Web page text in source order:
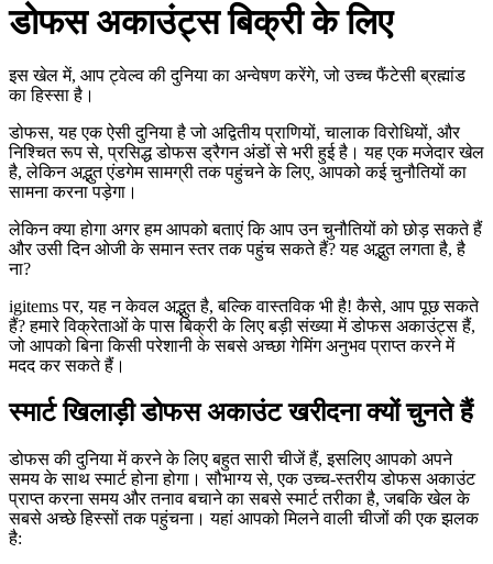
डोफस अकाउंट्स बिक्री के लिए
इस खेल में, आप ट्वेल्व की दुनिया का अन्वेषण करेंगे, जो उच्च फैंटेसी ब्रह्मांड
का हिस्सा है।
डोफस, यह एक ऐसी दुनिया है जो अद्वितीय प्राणियों, चालाक विरोधियों, और
निश्चित रूप से, प्रसिद्ध डोफस ड्रैगन अंडों से भरी हुई है। यह एक मजेदार खेल
है, लेकिन अद्भुत एंडगेम सामग्री तक पहुंचने के लिए, आपको कई चुनौतियों का
सामना करना पड़ेगा।
लेकिन क्या होगा अगर हम आपको बताएं कि आप उन चुनौतियों को छोड़ सकते हैं
और उसी दिन ओजी के समान स्तर तक पहुंच सकते हैं? यह अद्भुत लगता है, है
ना?
igitems पर, यह न केवल अद्भुत है, बल्कि वास्तविक भी है! कैसे, आप पूछ सकते
हैं? हमारे विक्रेताओं के पास बिक्री के लिए बड़ी संख्या में डोफस अकाउंट्स हैं,
जो आपको बिना किसी परेशानी के सबसे अच्छा गेमिंग अनुभव प्राप्त करने में
मदद कर सकते हैं।
स्मार्ट खिलाड़ी डोफस अकाउंट खरीदना क्यों चुनते हैं
डोफस की दुनिया में करने के लिए बहुत सारी चीजें हैं, इसलिए आपको अपने
समय के साथ स्मार्ट होना होगा। सौभाग्य से, एक उच्च-स्तरीय डोफस अकाउंट
प्राप्त करना समय और तनाव बचाने का सबसे स्मार्ट तरीका है, जबकि खेल के
सबसे अच्छे हिस्सों तक पहुंचना। यहां आपको मिलने वाली चीजों की एक झलक
है: